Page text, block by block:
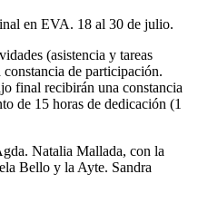
en EVA. 18 al 30 de julio.
(asistencia y tareas
de participación.
final recibirán una constancia
de 15 horas de dedicación (1
Natalia Mallada, con la
Bello y la Ayte. Sandra